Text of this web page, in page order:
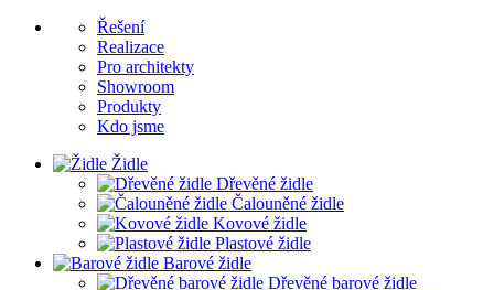
Řešení
Realizace
Pro architekty
Showroom
Produkty
Kdo jsme
Židle
Dřevěné židle
Čalouněné židle
Kovové židle
Plastové židle
Barové židle
Dřevěné barové židle